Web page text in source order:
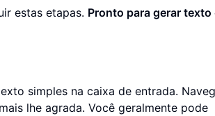
estas etapas. Pronto para gerar texto
simples na caixa de entrada.
lhe agrada. Você geralmente pode